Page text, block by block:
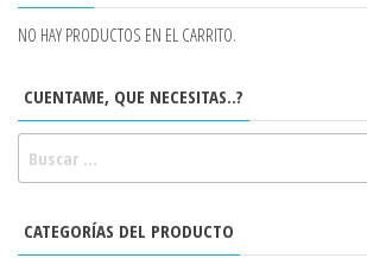
NO HAY PRODUCTOS EN EL CARRITO.
CUENTAME, QUE NECESITAS..?
CATEGORÍAS DEL PRODUCTO